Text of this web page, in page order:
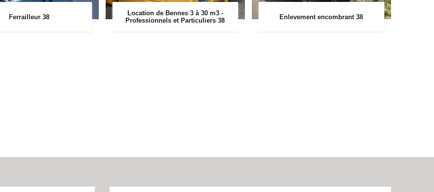
Ferrailleur 38
Location de Bennes 3 à 30 m3 -
Professionnels et Particuliers 38
Enlevement encombrant 38